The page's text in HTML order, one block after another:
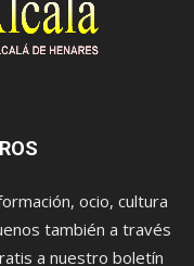
ocio, cultura
también a través
a nuestro boletín